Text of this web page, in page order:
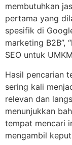
membutuhkan
pertama yang
spesifik di
marketing B2B”,
SEO untuk
Hasil pencarian
sering kali
relevan dan
menunjukkan
tempat mencari
mengambil